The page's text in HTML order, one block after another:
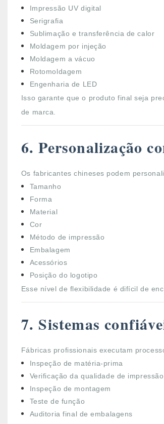
Impressão UV digital
Serigrafia
Sublimação e transferência de calor
Moldagem por injeção
Moldagem a vácuo
Rotomoldagem
Engenharia de LED
Isso garante que o produto final seja
de marca.
6. Personalização
Os fabricantes chineses podem
Tamanho
Forma
Material
Cor
Método de impressão
Embalagem
Acessórios
Posição do logotipo
Esse nível de flexibilidade é difícil de
7. Sistemas
Fábricas profissionais executam
Inspeção de matéria-prima
Verificação da qualidade de impressão
Inspeção de montagem
Teste de função
Auditoria final de embalagens